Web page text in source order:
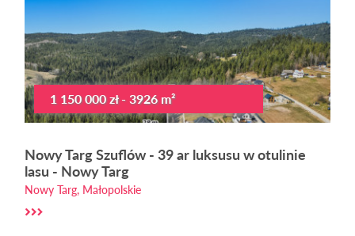
1 150 000 zł - 3926 m²
Nowy Targ Szuflów - 39 ar luksusu w otulinie
lasu - Nowy Targ
Nowy Targ, Małopolskie